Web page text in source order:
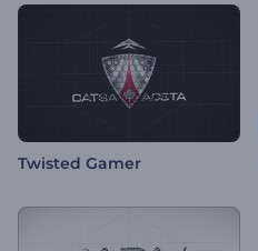
Twisted Gamer